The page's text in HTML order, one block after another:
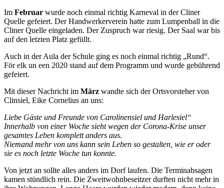
Im Februar wurde noch einmal richtig Karneval in der Cliner
Quelle gefeiert. Der Handwerkerverein hatte zum Lumpenball in die
Cliner Quelle eingeladen. Der Zuspruch war riesig. Der Saal war bis
auf den letzten Platz gefüllt.
Auch in der Aula der Schule ging es noch einmal richtig „Rund“.
För elk un een 2020 stand auf dem Programm und wurde gebührend
gefeiert.
Mit dieser Nachricht im März wandte sich der Ortsvorsteher von
Clinsiel, Eike Cornelius an uns:
Liebe Gäste und Freunde von Carolinensiel und Harlesiel“
Innerhalb von einer Woche sieht wegen der Corona-Krise unser
gesamtes Leben komplett anders aus.
Niemand mehr von uns kann sein Leben so gestalten, wie er oder
sie es noch letzte Woche tun konnte.
Von jetzt an sollte alles anders im Dorf laufen. Die Terminabsagen
kamen stündlich rein. Die Zweitwohnbeseitzer durften nicht mehr in